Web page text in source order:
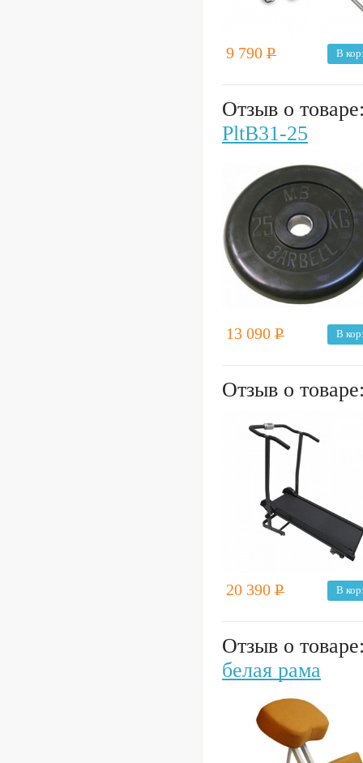
9 790 Р В
Отзыв о
PltB31-25
13 090 Р В
Отзыв о
20 390 Р В
Отзыв о
белая рама